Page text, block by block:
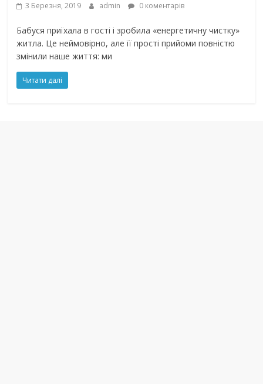
3 Березня, 2019 admin 0 коментарів
Бабуся приїхала в гості і зробила «енергетичну чистку»
житла. Це неймовірно, але її прості прийоми повністю
змінили наше життя: ми
Читати далі